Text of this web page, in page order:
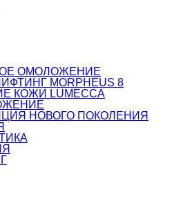
ОМОЛОЖЕНИЕ
MORPHEUS 8
КОЖИ LUMECCA
НОВОГО ПОКОЛЕНИЯ